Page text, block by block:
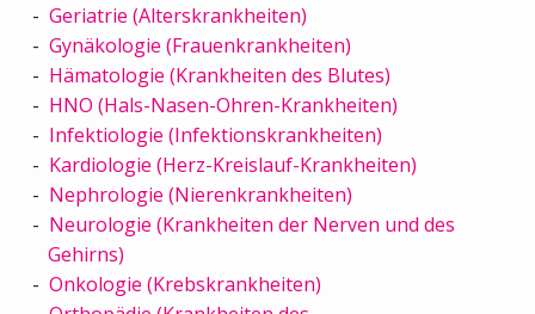
Geriatrie (Alterskrankheiten)
Gynäkologie (Frauenkrankheiten)
Hämatologie (Krankheiten des Blutes)
HNO (Hals-Nasen-Ohren-Krankheiten)
Infektiologie (Infektionskrankheiten)
Kardiologie (Herz-Kreislauf-Krankheiten)
Nephrologie (Nierenkrankheiten)
Neurologie (Krankheiten der Nerven und des
Gehirns)
Onkologie (Krebskrankheiten)